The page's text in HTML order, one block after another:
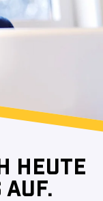
HEUTE